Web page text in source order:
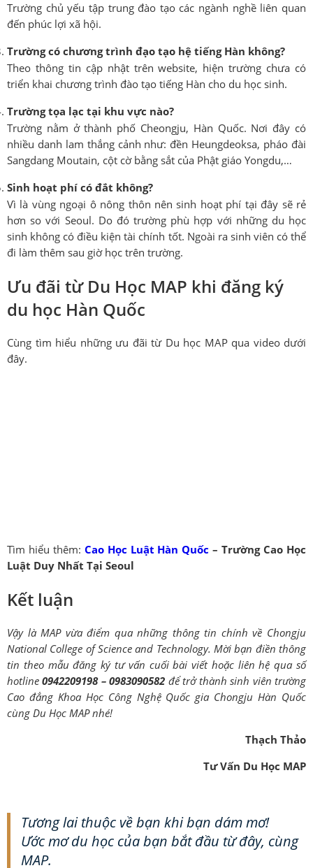
Trường chủ yếu tập trung đào tạo các ngành nghề liên quan
đến phúc lợi xã hội.
Trường có chương trình đạo tạo hệ tiếng Hàn không?
Theo thông tin cập nhật trên website, hiện trường chưa có
triển khai chương trình đào tạo tiếng Hàn cho du học sinh.
Trường tọa lạc tại khu vực nào?
Trường nằm ở thành phố Cheongju, Hàn Quốc. Nơi đây có
nhiều danh lam thắng cảnh như: đền Heungdeoksa, pháo đài
Sangdang Moutain, cột cờ bằng sắt của Phật giáo Yongdu,…
Sinh hoạt phí có đắt không?
Vì là vùng ngoại ô nông thôn nên sinh hoạt phí tại đây sẽ rẻ
hơn so với Seoul. Do đó trường phù hợp với những du học
sinh không có điều kiện tài chính tốt. Ngoài ra sinh viên có thể
đi làm thêm sau giờ học trên trường.
Ưu đãi từ Du Học MAP khi đăng ký
du học Hàn Quốc
Cùng tìm hiểu những ưu đãi từ Du học MAP qua video dưới
đây.
Tìm hiểu thêm: Cao Học Luật Hàn Quốc – Trường Cao Học
Luật Duy Nhất Tại Seoul
Kết luận
Vậy là MAP vừa điểm qua những thông tin chính về Chongju
National College of Science and Technology. Mời bạn điền thông
tin theo mẫu đăng ký tư vấn cuối bài viết hoặc liên hệ qua số
hotline0942209198 – 0983090582 để trở thành sinh viên trường
Cao đẳng Khoa Học Công Nghệ Quốc gia Chongju Hàn Quốc
cùng Du Học MAP nhé!
Thạch Thảo
Tư Vấn Du Học MAP
Tương lai thuộc về bạn khi bạn dám mơ!
Ước mơ du học của bạn bắt đầu từ đây, cùng
MAP.